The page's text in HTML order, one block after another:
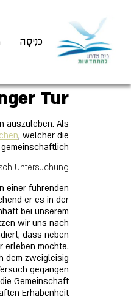
כְּנִיסָה
Tur?
auszuleben. Als
, welcher die
Untersuchung
einer fuhrenden
er es in der
bei unserem
wir uns nach
dass neben
erleben mochte.
dem zweigleisig
gegangen
Gemeinschaft
Erhabenheit.